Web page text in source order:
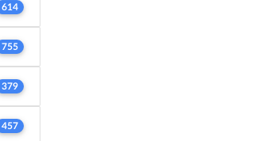
614
755
379
457